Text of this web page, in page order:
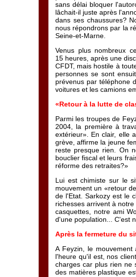
sans délai bloquer
lâchait-il juste après
dans ses chaussures?
nous répondrons par la
Seine-et-Marne.
Venus plus nombreux
15 heures, après une
CFDT, mais hostile à
personnes se sont
prévenus par téléphone
voitures et les camions
«Retour à la lutte de
Parmi les troupes de
2004, la première à
extérieur». En clair, elle
grève, affirme la jeune
reste presque rien. On
bouclier fiscal et leurs
réforme des retraites?»
Lui est chimiste sur le
mouvement un «retour
de l'Etat. Sarkozy est le
richesses arrivent à
casquettes, notre ami
d'une population... C'est
Après la fermeture du
A Feyzin, le
l'heure qu'il est, nos
charges car plus rien ne
des matières plastique